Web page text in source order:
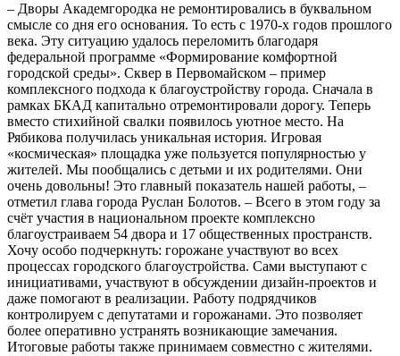
– Дворы Академгородка не ремонтировались в буквальном
смысле со дня его основания. То есть с 1970-х годов прошлого
века. Эту ситуацию удалось переломить благодаря
федеральной программе «Формирование комфортной
городской среды». Сквер в Первомайском – пример
комплексного подхода к благоустройству города. Сначала в
рамках БКАД капитально отремонтировали дорогу. Теперь
вместо стихийной свалки появилось уютное место. На
Рябикова получилась уникальная история. Игровая
«космическая» площадка уже пользуется популярностью у
жителей. Мы пообщались с детьми и их родителями. Они
очень довольны! Это главный показатель нашей работы, –
отметил глава города Руслан Болотов. – Всего в этом году за
счёт участия в национальном проекте комплексно
благоустраиваем 54 двора и 17 общественных пространств.
Хочу особо подчеркнуть: горожане участвуют во всех
процессах городского благоустройства. Сами выступают с
инициативами, участвуют в обсуждении дизайн-проектов и
даже помогают в реализации. Работу подрядчиков
контролируем с депутатами и горожанами. Это позволяет
более оперативно устранять возникающие замечания.
Итоговые работы также принимаем совместно с жителями.